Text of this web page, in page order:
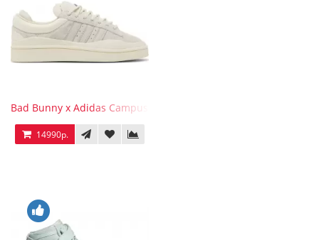
Bad Bunny x Adidas Campus Light
14990р.